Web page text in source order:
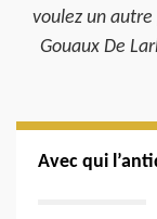
voulez un
Gouaux De
Avec qui